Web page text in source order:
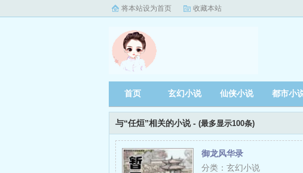
将本站设为首页 收藏本站
首页 玄幻小说 仙侠小说 都市小
与“任烜”相关的小说 - (最多显示100条)
御龙风华录
分类：玄幻小说